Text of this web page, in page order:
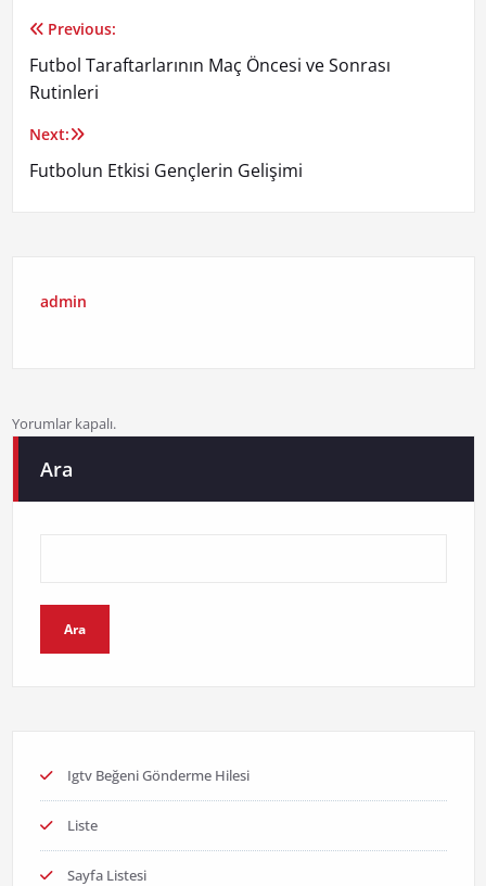
Yazı
gezinmesi
Previous:
Futbol Taraftarlarının Maç Öncesi ve Sonrası
Rutinleri
Next:
Futbolun Etkisi Gençlerin Gelişimi
admin
Yorumlar kapalı.
Ara
Ara
Igtv Beğeni Gönderme Hilesi
Liste
Sayfa Listesi